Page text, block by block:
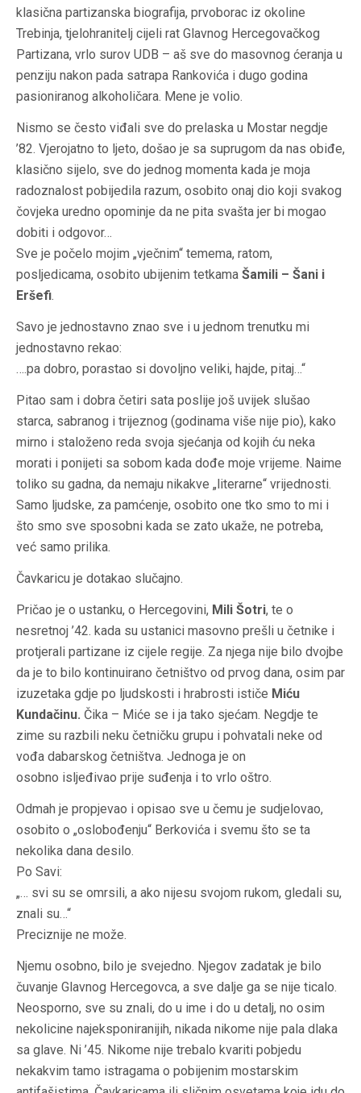
klasična partizanska biografija, prvoborac iz okoline
Trebinja, tjelohranitelj cijeli rat Glavnog Hercegovačkog
Partizana, vrlo surov UDB – aš sve do masovnog ćeranja u
penziju nakon pada satrapa Rankovića i dugo godina
pasioniranog alkoholičara. Mene je volio.
Nismo se često viđali sve do prelaska u Mostar negdje
’82. Vjerojatno to ljeto, došao je sa suprugom da nas obiđe,
klasično sijelo, sve do jednog momenta kada je moja
radoznalost pobijedila razum, osobito onaj dio koji svakog
čovjeka uredno opominje da ne pita svašta jer bi mogao
dobiti i odgovor…
Sve je počelo mojim „vječnim“ temema, ratom,
posljedicama, osobito ubijenim tetkama Šamili – Šani i
Eršefi.
Savo je jednostavno znao sve i u jednom trenutku mi
jednostavno rekao:
….pa dobro, porastao si dovoljno veliki, hajde, pitaj…“
Pitao sam i dobra četiri sata poslije još uvijek slušao
starca, sabranog i trijeznog (godinama više nije pio), kako
mirno i staloženo reda svoja sjećanja od kojih ću neka
morati i ponijeti sa sobom kada dođe moje vrijeme. Naime
toliko su gadna, da nemaju nikakve „literarne“ vrijednosti.
Samo ljudske, za pamćenje, osobito one tko smo to mi i
što smo sve sposobni kada se zato ukaže, ne potreba,
već samo prilika.
Čavkaricu je dotakao slučajno.
Pričao je o ustanku, o Hercegovini, Mili Šotri, te o
nesretnoj ’42. kada su ustanici masovno prešli u četnike i
protjerali partizane iz cijele regije. Za njega nije bilo dvojbe
da je to bilo kontinuirano četništvo od prvog dana, osim par
izuzetaka gdje po ljudskosti i hrabrosti ističe Miću
Kundačinu. Čika – Miće se i ja tako sjećam. Negdje te
zime su razbili neku četničku grupu i pohvatali neke od
vođa dabarskog četništva. Jednoga je on
osobno isljeđivao prije suđenja i to vrlo oštro.
Odmah je propjevao i opisao sve u čemu je sudjelovao,
osobito o „oslobođenju“ Berkovića i svemu što se ta
nekolika dana desilo.
Po Savi:
„… svi su se omrsili, a ako nijesu svojom rukom, gledali su,
znali su…“
Preciznije ne može.
Njemu osobno, bilo je svejedno. Njegov zadatak je bilo
čuvanje Glavnog Hercegovca, a sve dalje ga se nije ticalo.
Neosporno, sve su znali, do u ime i do u detalj, no osim
nekolicine najeksponiranijih, nikada nikome nije pala dlaka
sa glave. Ni ’45. Nikome nije trebalo kvariti pobjedu
nekakvim tamo istragama o pobijenim mostarskim